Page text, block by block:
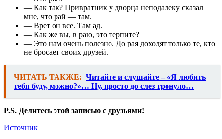
— Как так? Привратник у дворца неподалеку сказал
мне, что рай — там.
— Врет он все. Там ад.
— Как же вы, в раю, это терпите?
— Это нам очень полезно. До рая доходят только те, кто
не бросает своих друзей.
ЧИТАТЬ ТАКЖЕ: Читайте и слушайте – «Я любить
тебя буду, можно?»… Ну, просто до слез тронуло…
P.S. Делитесь этой записью с друзьями!
Источник